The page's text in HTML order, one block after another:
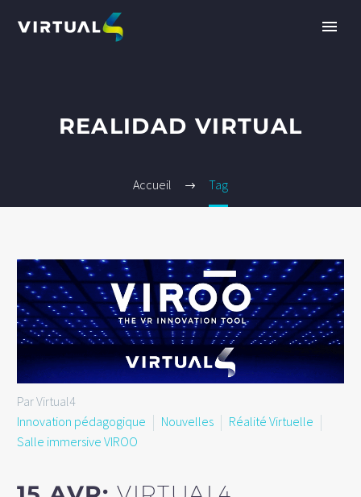
REALIDAD VIRTUAL
Accueil Tag
Par Virtual4
Innovation pédagogique
Nouvelles
Réalité Virtuelle
Salle immersive VIROO